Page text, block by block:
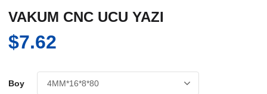
VAKUM CNC UCU YAZI
$7.62
Boy